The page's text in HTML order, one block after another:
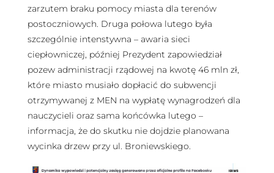
zarzutem braku pomocy miasta dla terenów
postoczniowych. Druga połowa lutego była
szczególnie intenstywna – awaria sieci
ciepłowniczej, później Prezydent zapowiedział
pozew administracji rządowej na kwotę 46 mln zł,
które miasto musiało dopłacić do subwencji
otrzymywanej z MEN na wypłatę wynagrodzeń dla
nauczycieli oraz sama końcówka lutego –
informacja, że do skutku nie dojdzie planowana
wycinka drzew przy ul. Broniewskiego.